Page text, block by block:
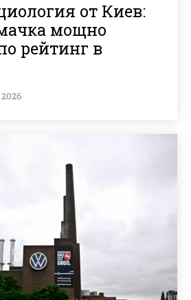
от Киев:
мощно
рейтинг в